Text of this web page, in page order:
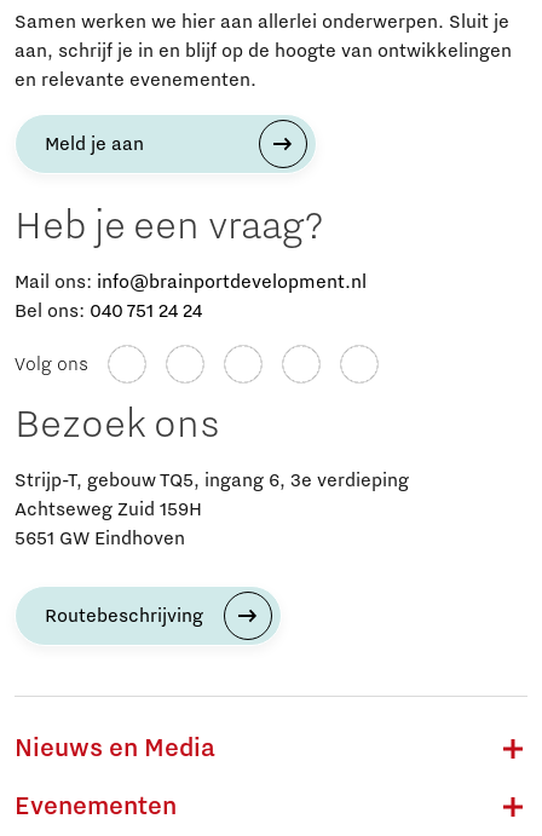
Samen werken we hier aan allerlei onderwerpen. Sluit je
aan, schrijf je in en blijf op de hoogte van ontwikkelingen
en relevante evenementen.
Meld je aan
Heb je een vraag?
Mail ons: info@brainportdevelopment.nl
Bel ons: 040 751 24 24
Volg ons
Bezoek ons
Strijp-T, gebouw TQ5, ingang 6, 3e verdieping
Achtseweg Zuid 159H
5651 GW Eindhoven
Routebeschrijving
Nieuws en Media
Evenementen